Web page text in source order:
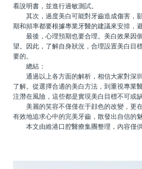
看說明書，並進行過敏測試。
其次，過度美白可能對牙齒造成傷害，影
期和頻率都要根據專業牙醫的建議來安排，
最後，心理預期也要合理。美白效果因
望。因此，了解自身狀況，合理設置美白目
要的。
總結：
通過以上各方面的解析，相信大家對深
了解。從選擇合適的美白方法，到重視專業
注潛在風險，這些都是實現美白目標不可或缺
美麗的笑容不僅僅在于顔色的改變，更
有效地追求心中的完美牙齒，散發出自信的魅
本文由維港口腔醫療集團整理，內容僅